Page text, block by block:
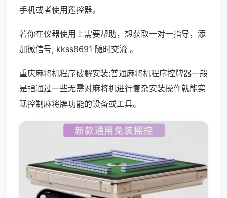
手机或者使用遥控器。
若你在仪器使用上需要帮助，想获取一对一指导，添
加微信号; kkss8691 随时交流 。
重庆麻将机程序破解安装;普通麻将机程序控牌器一般
是指通过一些无需对麻将机进行复杂安装操作就能实
现控制麻将牌功能的设备或工具。